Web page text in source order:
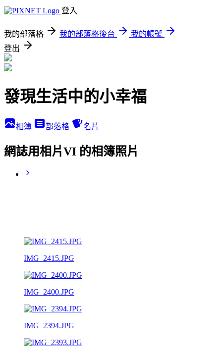
登入
我的部落格 我的部落格後台
我的帳號
登出
發現生活中的小幸福
相簿 部落格 名片
網誌用相片VI 的相簿照片
IMG_2415.JPG
IMG_2400.JPG
IMG_2394.JPG